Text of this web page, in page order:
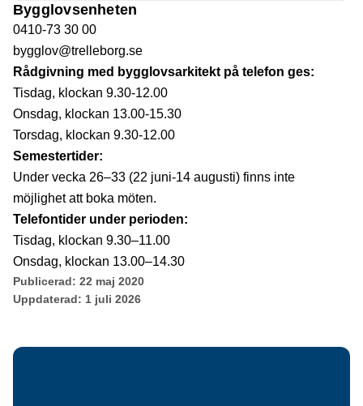
Bygglovsenheten
0410-73 30 00
bygglov@trelleborg.se
Rådgivning med bygglovsarkitekt på telefon ges:
Tisdag, klockan 9.30-12.00
Onsdag, klockan 13.00-15.30
Torsdag, klockan 9.30-12.00
Semestertider:
Under vecka 26–33 (22 juni-14 augusti) finns inte
möjlighet att boka möten.
Telefontider under perioden:
Tisdag, klockan 9.30–11.00
Onsdag, klockan 13.00–14.30
Publicerad: 22 maj 2020
Uppdaterad: 1 juli 2026